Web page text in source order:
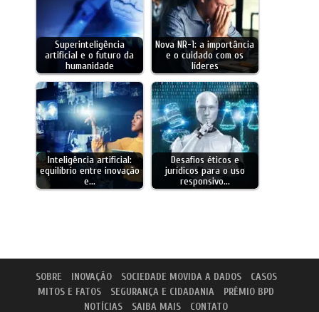
Superinteligência
artificial e o futuro da
humanidade
Nova NR-1: a importância
e o cuidado com os
líderes
Inteligência artificial:
equilíbrio entre inovação
e…
Desafios éticos e
jurídicos para o uso
responsivo…
SOBRE INOVAÇÃO SOCIEDADE MOVIDA A DADOS
CASOS
MITOS E FATOS
SEGURANÇA E CIDADANIA
PRÊMIO BPD
NOTÍCIAS
SAIBA MAIS CONTATO